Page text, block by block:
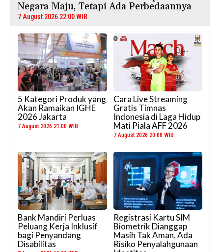
Negara Maju, Tetapi Ada Perbedaannya
7 August 2026 22:00 WIB
5 Kategori Produk yang
Akan Ramaikan IGHE
2026 Jakarta
7 August 2026 21:00 WIB
Cara Live Streaming
Gratis Timnas
Indonesia di Laga Hidup
Mati Piala AFF 2026
7 August 2026 20:00 WIB
Bank Mandiri Perluas
Peluang Kerja Inklusif
bagi Penyandang
Disabilitas
Registrasi Kartu SIM
Biometrik Dianggap
Masih Tak Aman, Ada
Risiko Penyalahgunaan